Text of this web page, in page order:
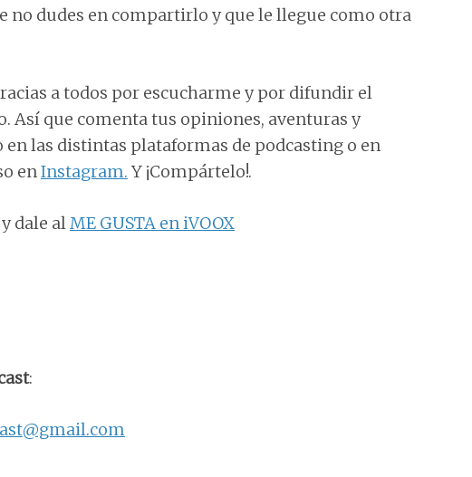
no dudes en compartirlo y que le llegue como otra
a todos por escucharme y por difundir el
Así que comenta tus opiniones, aventuras y
en las distintas plataformas de podcasting o en
enInstagram. Y ¡Compártelo!.
y dale alME GUSTA en iVOOX
: